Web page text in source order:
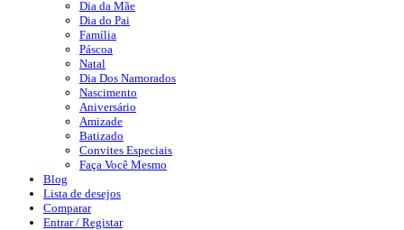
Dia da Mãe
Dia do Pai
Família
Páscoa
Natal
Dia Dos Namorados
Nascimento
Aniversário
Amizade
Batizado
Convites Especiais
Faça Você Mesmo
Blog
Lista de desejos
Comparar
Entrar / Registar